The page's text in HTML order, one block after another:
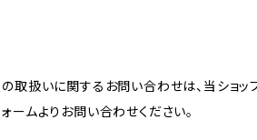
取扱いに関するお問い合わせは、当ショッ
ームよりお問い合わせください。